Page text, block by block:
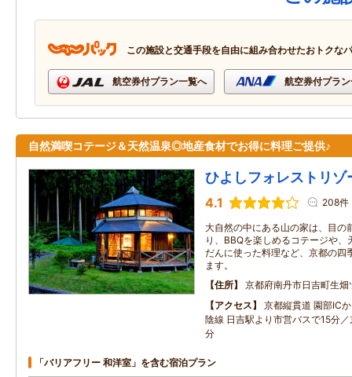
この施設と交通手段を自由に組み合わせたおトクな
航空券付プラン一覧へ 航空券付プラ
自然満喫コテージ＆天然温泉◎地産食材でお得に料理ご提供♪
ひよしフォレストリ
4.1 208件
大自然の中にある山の家は、目の
り、BBQを楽しめるコテージや
だんに使った料理など、京都の四
ます。
住所
京都府南丹市日吉町生畑
アクセス
京都縦貫道 園部IC
陰線 日吉駅より市営バスで15分
分
「バリアフリー 和洋室」を含む宿泊プラン